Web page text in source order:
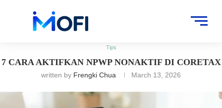
Tips » 7 Cara Aktifkan NPWP Nonaktif di Coretax
Tips
7 CARA AKTIFKAN NPWP NONAKTIF DI CORETAX
written by Frengki Chua March 13, 2026